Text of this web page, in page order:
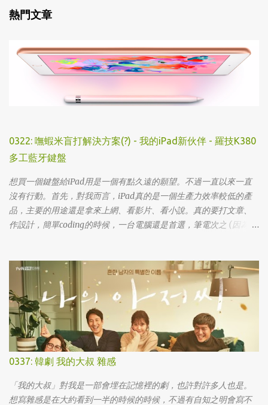
▸ 藝術設計
熱門文章
0322: 嘸蝦米盲打解決方案(?) - 我的iPad新伙伴 - 羅技K380
多工藍牙鍵盤
想買一個鍵盤給iPad用是一個有點久遠的願望。不過一直以來一直
沒有行動。首先，對我而言，iPad真的是一個生產力效率較低的產
品，主要的用途還是拿來上網、看影片、看小說。真的要打文章、
作設計，簡單coding的時候，一台電腦還是首選，筆電次之 (因為我
這一塊吧... 可惜大一畫了一個學期的蛋之後，我就知道我在這一塊應
該是沒啥天份的XD
0337: 韓劇 我的大叔 雜感
「我的大叔」對我是一部會埋在記憶裡的劇，也許對許多人也是。
想寫雜感是在大約看到一半的時候的時候，不過有自知之明會寫不